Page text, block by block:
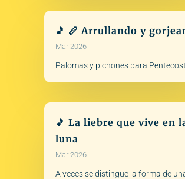
🎵 🪈 Arrullando y
Mar 2026
Palomas y pichones para
🎵 La liebre que vive en
luna
Mar 2026
A veces se distingue la forma de